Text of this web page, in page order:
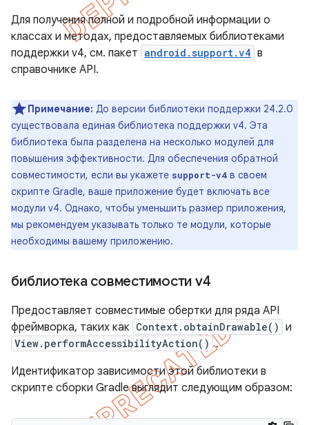
Для получения полной и подробной информации о
классах и методах, предоставляемых библиотеками
поддержки v4, см. пакет android.support.v4 в
справочнике API.
Примечание: До версии библиотеки поддержки 24.2.0
существовала единая библиотека поддержки v4. Эта
библиотека была разделена на несколько модулей для
повышения эффективности. Для обеспечения обратной
совместимости, если вы укажете support-v4 в своем
скрипте Gradle, ваше приложение будет включать все
модули v4. Однако, чтобы уменьшить размер приложения,
мы рекомендуем указывать только те модули, которые
необходимы вашему приложению.
библиотека совместимости v4
Предоставляет совместимые обертки для ряда API
фреймворка, таких как Context.obtainDrawable() и
View.performAccessibilityAction() .
Идентификатор зависимости этой библиотеки в
скрипте сборки Gradle выглядит следующим образом: